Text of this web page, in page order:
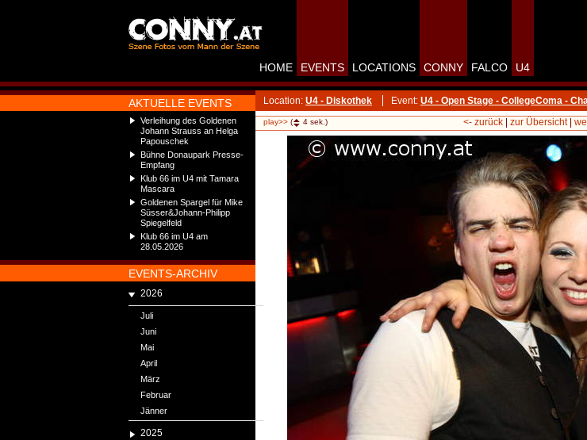
AKTUELLE EVENTS
Verleihung des Goldenen
Johann Strauss an Helga
Papouschek
Bühne Donaupark Presse-
Empfang
Klub 66 im U4 mit Tamara
Mascara
Goldenen Spargel für Mike
Süsser&Johann-Philipp
Spiegelfeld
Klub 66 im U4 am
28.05.2026
EVENTS-ARCHIV
2026
Juli
Juni
Mai
April
März
Februar
Jänner
2025
HOME EVENTS LOCATIONS CONNY FALCO U4
Location: U4 - Diskothek Event: U4 - Open Stage - CollegeComa -
play>> ( 4 sek.) <- zurück| zur Übersicht|